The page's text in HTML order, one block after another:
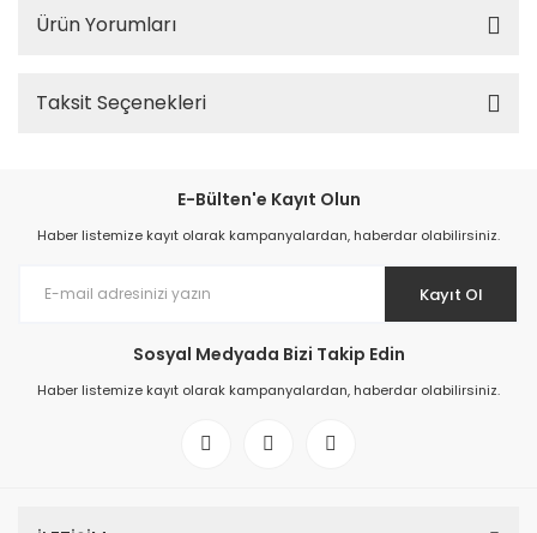
Ürün Yorumları
Taksit Seçenekleri
E-Bülten'e Kayıt Olun
Haber listemize kayıt olarak kampanyalardan, haberdar olabilirsiniz.
Kayıt Ol
Sosyal Medyada Bizi Takip Edin
Haber listemize kayıt olarak kampanyalardan, haberdar olabilirsiniz.